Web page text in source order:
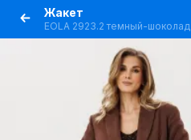
Жакет
EOLA 2923.2 темный-шоколад